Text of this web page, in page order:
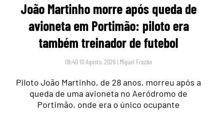
João Martinho morre após queda de
avioneta em Portimão: piloto era
também treinador de futebol
09:40 10 Agosto, 2026 | Miguel Frazão
Piloto João Martinho, de 28 anos, morreu após a
queda de uma avioneta no Aeródromo de
Portimão, onde era o único ocupante